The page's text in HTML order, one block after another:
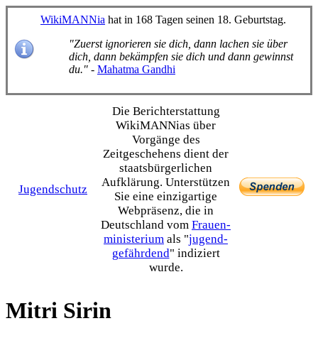
WikiMANNia hat in 168 Tagen seinen 18. Geburtstag.
"Zuerst ignorieren sie dich, dann lachen sie über
dich, dann bekämpfen sie dich und dann gewinnst
du." - Mahatma Gandhi
Jugendschutz
Die Bericht­erstattung
WikiMANNias über
Vorgänge des
Zeitgeschehens dient der
staats­bürgerlichen
Aufklärung. Unterstützen
Sie eine einzig­artige
Webpräsenz, die in
Deutschland vom Frauen­
ministerium als "jugend­
gefährdend" indiziert
wurde.
Mitri Sirin